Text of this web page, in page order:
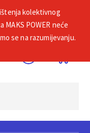
kolektivnog
POWER neće
se na razumijevanju.